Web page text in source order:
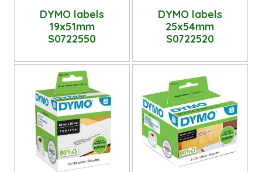
DYMO labels
19x51mm
S0722550
DYMO labels
25x54mm
S0722520